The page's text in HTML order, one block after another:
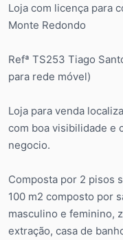
Loja com licença para
Monte Redondo
Refª TS253 Tiago
para rede móvel)
Loja para venda
com boa visibilidade e
negocio.
Composta por 2 pisos
100 m2 composto por
masculino e feminino,
extração, casa de